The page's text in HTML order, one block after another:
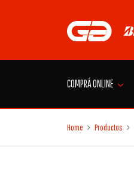
COMPRÁ ONLINE
Home Productos